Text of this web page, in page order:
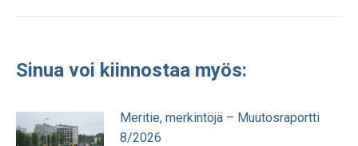
Sinua voi kiinnostaa myös:
Meritie, merkintöjä – Muutosraportti
8/2026